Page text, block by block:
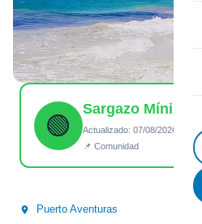
Ver todas las fotos (10)
🟢
Sargazo Mínimo
Actualizado: 07/08/2026 05:19
📌 Comunidad
Puerto Aventuras